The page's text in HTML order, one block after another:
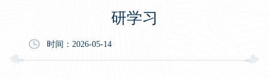
研学习
时间：2026-05-14